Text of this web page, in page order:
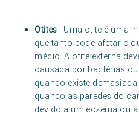
Otites : Uma otite é uma
que tanto pode afetar o
médio. A otite externa
causada por bactérias
quando existe
quando as paredes do
devido a um eczema ou